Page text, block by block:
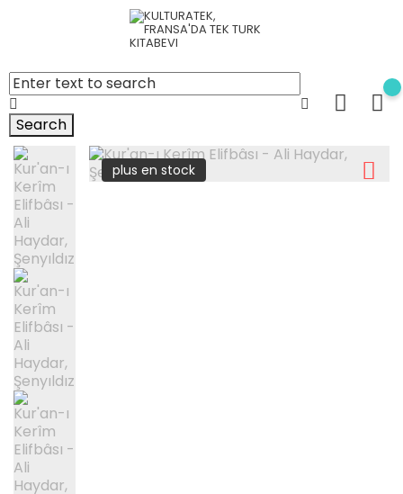
Search
plus en stock